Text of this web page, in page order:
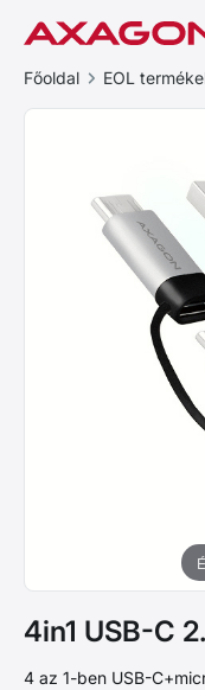
Főoldal EOL
4in1 USB-C
4 az 1-ben USB-